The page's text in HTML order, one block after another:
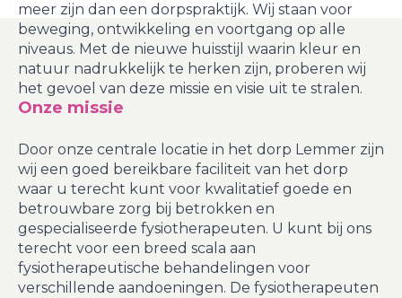
meer zijn dan een dorpspraktijk. Wij staan voor
beweging, ontwikkeling en voortgang op alle
niveaus. Met de nieuwe huisstijl waarin kleur en
natuur nadrukkelijk te herken zijn, proberen wij
het gevoel van deze missie en visie uit te stralen.
Onze missie
Door onze centrale locatie in het dorp Lemmer zijn
wij een goed bereikbare faciliteit van het dorp
waar u terecht kunt voor kwalitatief goede en
betrouwbare zorg bij betrokken en
gespecialiseerde fysiotherapeuten. U kunt bij ons
terecht voor een breed scala aan
fysiotherapeutische behandelingen voor
verschillende aandoeningen. De fysiotherapeuten